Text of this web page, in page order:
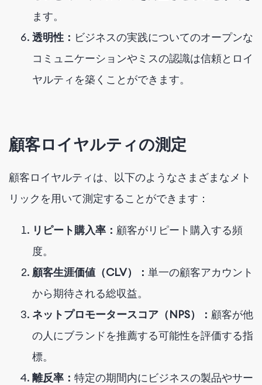
ます。
透明性： ビジネスの実践についてのオープンな
コミュニケーションやミスの認識は信頼とロイ
ヤルティを築くことができます。
顧客ロイヤルティの測定
顧客ロイヤルティは、以下のようなさまざまなメト
リックを用いて測定することができます：
リピート購入率： 顧客がリピート購入する頻
度。
顧客生涯価値（CLV）： 単一の顧客アカウント
から期待される総収益。
ネットプロモータースコア（NPS）： 顧客が他
の人にブランドを推薦する可能性を評価する指
標。
離反率： 特定の期間内にビジネスの製品やサー